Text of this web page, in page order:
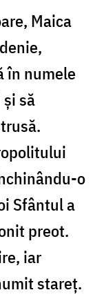
Maica
în numele
să
o
Sfântul a
preot.
iar
stareț.